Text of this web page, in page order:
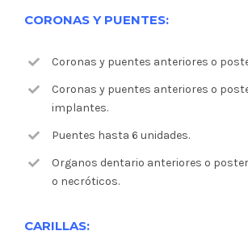
CORONAS Y PUENTES:
Coronas y puentes anteriores o
Coronas y puentes anteriores o
implantes.
Puentes hasta 6 unidades.
Organos dentario anteriores o
o necróticos.
CARILLAS: